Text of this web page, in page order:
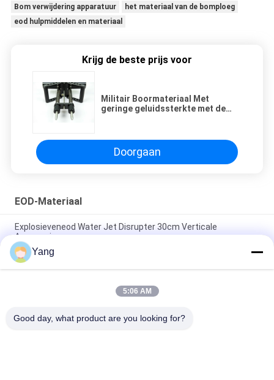
Bom verwijdering apparatuur
het materiaal van de bomploeg
eod hulpmiddelen en materiaal
Krijg de beste prijs voor
Militair Boormateriaal Met
geringe geluidssterkte met de
Doorgaan
EOD-Materiaal
Explosieveneod Water Jet Disrupter 30cm Verticale
Aanpassing
EOD-Disrupter van de Waterstraal, Explosieve
Waterverbreker 0 - 30cm Verticale Aanpassing
Werp de Robot van Defusal van de Verkenningsbom voor
Yang
5:06 AM
Good day, what product are you looking for?